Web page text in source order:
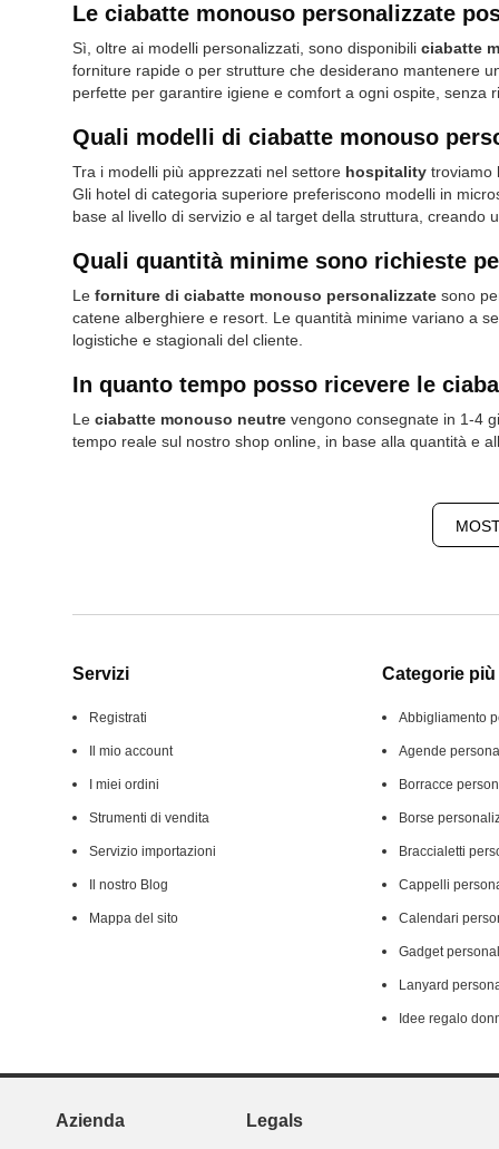
Le ciabatte monouso personalizzate
Sì, oltre ai modelli personalizzati, sono disponibili ciabatte
forniture rapide o per strutture che desiderano mantenere
perfette per garantire igiene e comfort a ogni ospite, senza
Quali modelli di ciabatte monouso
Tra i modelli più apprezzati nel settore hospitality troviamo
Gli hotel di categoria superiore preferiscono modelli in
base al livello di servizio e al target della struttura, creando
Quali quantità minime sono richieste
Le forniture di ciabatte monouso personalizzate sono
catene alberghiere e resort. Le quantità minime variano a
logistiche e stagionali del cliente.
In quanto tempo posso ricevere le
Le ciabatte monouso neutre vengono consegnate in 1-4
tempo reale sul nostro shop online, in base alla quantità e
Servizi
Registrati
Il mio account
I miei ordini
Strumenti di vendita
Servizio importazioni
Il nostro Blog
Mappa del sito
Categorie
Abbigliamento
Agende
Borracce
Borse
Braccialetti
Cappelli
Calendari
Gadget
Lanyard
Idee regalo
Azienda Legals